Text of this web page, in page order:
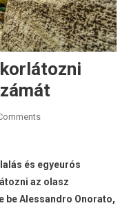
és egyeurós
az olasz
be Alessandro Onorato,